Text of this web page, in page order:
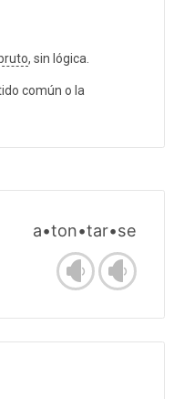
bruto, sin lógica.
común o la
a•ton•tar•se